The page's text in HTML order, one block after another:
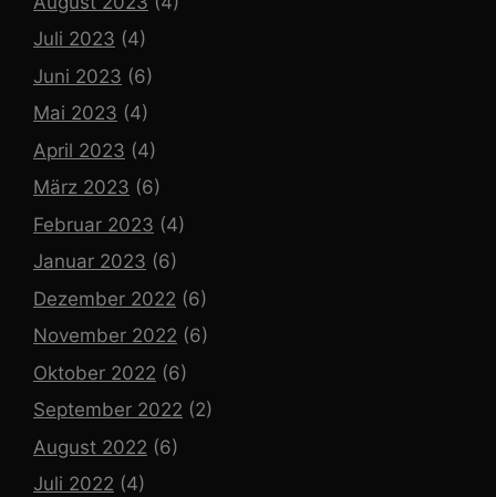
Juli 2023 (4)
Juni 2023 (6)
Mai 2023 (4)
April 2023 (4)
März 2023 (6)
Februar 2023 (4)
Januar 2023 (6)
Dezember 2022 (6)
November 2022 (6)
Oktober 2022 (6)
September 2022 (2)
August 2022 (6)
Juli 2022 (4)